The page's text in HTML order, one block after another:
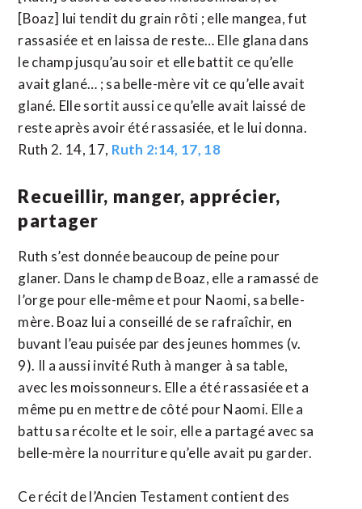
[Boaz] lui tendit du grain rôti ; elle mangea, fut
rassasiée et en laissa de reste… Elle glana dans
le champ jusqu’au soir et elle battit ce qu’elle
avait glané… ; sa belle-mère vit ce qu’elle avait
glané. Elle sortit aussi ce qu’elle avait laissé de
reste après avoir été rassasiée, et le lui donna.
Ruth 2. 14, 17, Ruth 2:14, 17, 18
Recueillir, manger, apprécier,
partager
Ruth s’est donnée beaucoup de peine pour
glaner. Dans le champ de Boaz, elle a ramassé de
l’orge pour elle-même et pour Naomi, sa belle-
mère. Boaz lui a conseillé de se rafraîchir, en
buvant l’eau puisée par des jeunes hommes (v.
9). Il a aussi invité Ruth à manger à sa table,
avec les moissonneurs. Elle a été rassasiée et a
même pu en mettre de côté pour Naomi. Elle a
battu sa récolte et le soir, elle a partagé avec sa
belle-mère la nourriture qu’elle avait pu garder.
Ce récit de l’Ancien Testament contient des